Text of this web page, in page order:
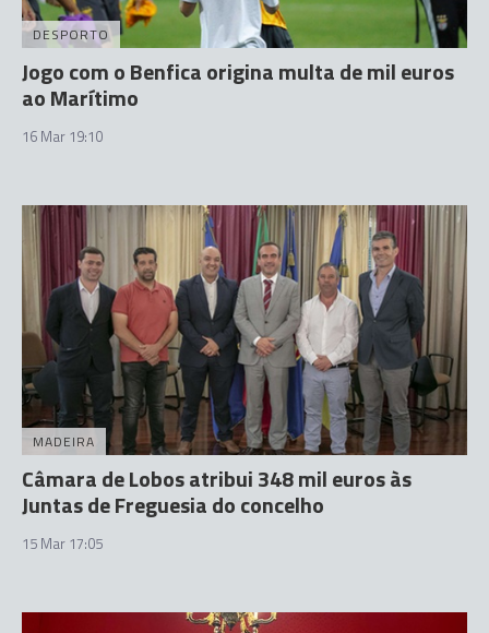
DESPORTO
Jogo com o Benfica origina multa de mil euros
ao Marítimo
16 Mar 19:10
MADEIRA
Câmara de Lobos atribui 348 mil euros às
Juntas de Freguesia do concelho
15 Mar 17:05